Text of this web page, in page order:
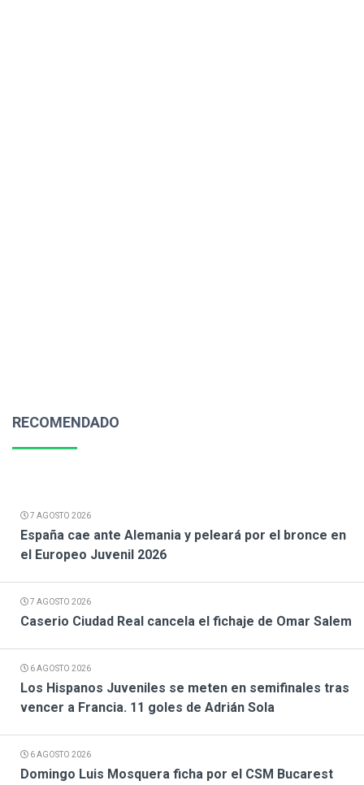
RECOMENDADO
7 AGOSTO 2026
España cae ante Alemania y peleará por el bronce en
el Europeo Juvenil 2026
7 AGOSTO 2026
Caserio Ciudad Real cancela el fichaje de Omar Salem
6 AGOSTO 2026
Los Hispanos Juveniles se meten en semifinales tras
vencer a Francia. 11 goles de Adrián Sola
6 AGOSTO 2026
Domingo Luis Mosquera ficha por el CSM Bucarest